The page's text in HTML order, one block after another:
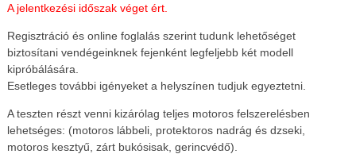
A jelentkezési időszak véget ért.
Regisztráció és online foglalás szerint tudunk lehetőséget
biztosítani vendégeinknek fejenként legfeljebb két modell
kipróbálására.
Esetleges további igényeket a helyszínen tudjuk egyeztetni.
A teszten részt venni kizárólag teljes motoros felszerelésben
lehetséges: (motoros lábbeli, protektoros nadrág és dzseki,
motoros kesztyű, zárt bukósisak, gerincvédő).